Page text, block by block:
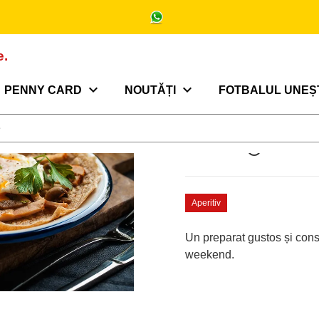
PENNY CARD expand_more NOUTĂȚI expand_more FOTBALUL
access_time
Aperitiv
Un preparat gustos și
weekend.